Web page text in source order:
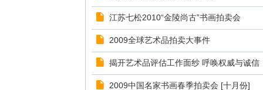
江苏七松2010“金陵尚古”书画拍卖会
2009全球艺术品拍卖大事件
揭开艺术品评估工作面纱 呼唤权威与诚信
2009中国名家书画春季拍卖会 [十月份]